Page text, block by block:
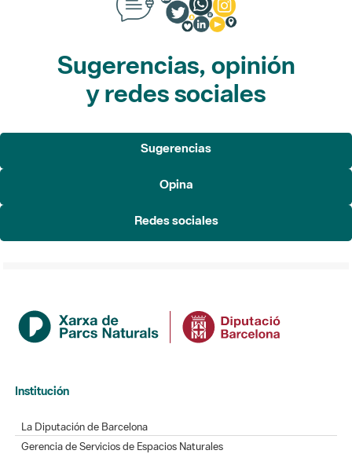
Sugerencias, opinión
y redes sociales
Sugerencias
Opina
Redes sociales
Institución
La Diputación de Barcelona
Gerencia de Servicios de Espacios Naturales